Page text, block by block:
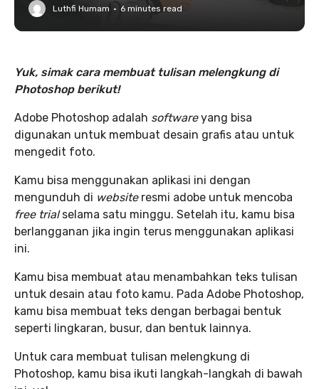
Luthfi Humam · 6 minutes read
Yuk, simak cara membuat tulisan melengkung di
Photoshop berikut!
Adobe Photoshop adalah softwareyang bisa
digunakan untuk membuat desain grafis atau untuk
mengedit foto.
Kamu bisa menggunakan aplikasi ini dengan
mengunduh di websiteresmi adobe untuk mencoba
free trialselama satu minggu. Setelah itu, kamu bisa
berlangganan jika ingin terus menggunakan aplikasi
ini.
Kamu bisa membuat atau menambahkan teks tulisan
untuk desain atau foto kamu. Pada Adobe Photoshop,
kamu bisa membuat teks dengan berbagai bentuk
seperti lingkaran, busur, dan bentuk lainnya.
Untuk cara membuat tulisan melengkung di
Photoshop, kamu bisa ikuti langkah-langkah di bawah